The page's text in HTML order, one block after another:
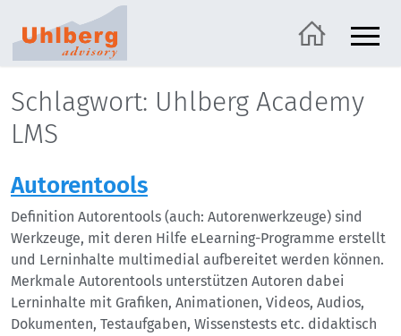
Schlagwort: Uhlberg Academy
LMS
Autorentools
Definition Autorentools (auch: Autorenwerkzeuge) sind
Werkzeuge, mit deren Hilfe eLearning-Programme erstellt
und Lerninhalte multimedial aufbereitet werden können.
Merkmale Autorentools unterstützen Autoren dabei
Lerninhalte mit Grafiken, Animationen, Videos, Audios,
Dokumenten, Testaufgaben, Wissenstests etc. didaktisch